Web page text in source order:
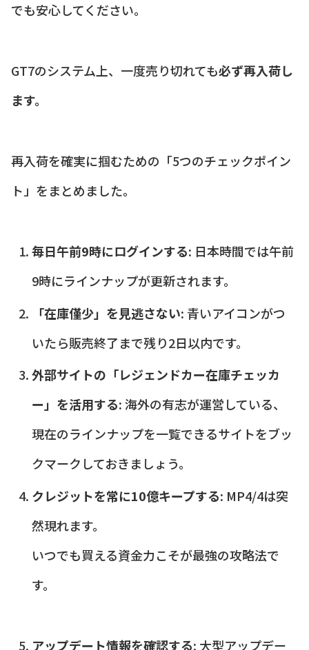
でも安心してください。
GT7のシステム上、一度売り切れても必ず再入荷し
ます。
再入荷を確実に掴むための「5つのチェックポイン
ト」をまとめました。
毎日午前9時にログインする: 日本時間では午前
9時にラインナップが更新されます。
「在庫僅少」を見逃さない: 青いアイコンがつ
いたら販売終了まで残り2日以内です。
外部サイトの「レジェンドカー在庫チェッカ
ー」を活用する:海外の有志が運営している、
現在のラインナップを一覧できるサイトをブッ
クマークしておきましょう。
クレジットを常に10億キープする: MP4/4は突
然現れます。
いつでも買える資金力こそが最強の攻略法で
す。
アップデート情報を確認する: 大型アップデー